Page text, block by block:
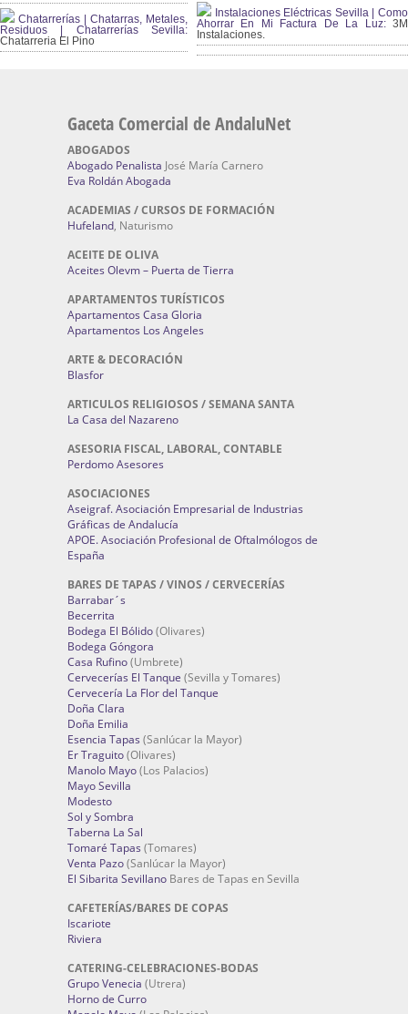
Chatarrerías | Chatarras, Metales,
Residuos | Chatarrerías Sevilla:
Chatarreria El Pino
Instalaciones Eléctricas Sevilla | Como
Ahorrar En Mi Factura De La Luz:3M
Instalaciones.
Gaceta Comercial de AndaluNet
ABOGADOS
Abogado Penalista José María Carnero
Eva Roldán Abogada
ACADEMIAS / CURSOS DE FORMACIÓN
Hufeland, Naturismo
ACEITE DE OLIVA
Aceites Olevm – Puerta de Tierra
APARTAMENTOS TURÍSTICOS
Apartamentos Casa Gloria
Apartamentos Los Angeles
ARTE & DECORACIÓN
Blasfor
ARTICULOS RELIGIOSOS / SEMANA SANTA
La Casa del Nazareno
ASESORIA FISCAL, LABORAL, CONTABLE
Perdomo Asesores
ASOCIACIONES
Aseigraf. Asociación Empresarial de Industrias
Gráficas de Andalucía
APOE. Asociación Profesional de Oftalmólogos de
España
BARES DE TAPAS / VINOS / CERVECERÍAS
Barrabar´s
Becerrita
Bodega El Bólido(Olivares)
Bodega Góngora
Casa Rufino(Umbrete)
Cervecerías El Tanque (Sevilla y Tomares)
Cervecería La Flor del Tanque
Doña Clara
Doña Emilia
Esencia Tapas (Sanlúcar la Mayor)
Er Traguito(Olivares)
Manolo Mayo(Los Palacios)
Mayo Sevilla
Modesto
Sol y Sombra
Taberna La Sal
Tomaré Tapas (Tomares)
Venta Pazo(Sanlúcar la Mayor)
El Sibarita Sevillano Bares de Tapas en Sevilla
CAFETERÍAS/BARES DE COPAS
Iscariote
Riviera
CATERING-CELEBRACIONES-BODAS
Grupo Venecia (Utrera)
Horno de Curro